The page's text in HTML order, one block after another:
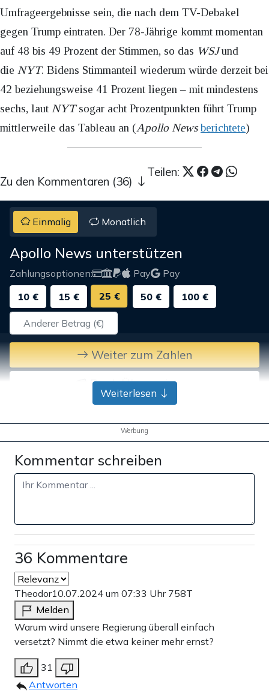
Umfrageergebnisse sein, die nach dem TV-Debakel
gegen Trump eintraten. Der 78-Jährige kommt momentan
auf 48 bis 49 Prozent der Stimmen, so das WSJund
die NYT. Bidens Stimmanteil wiederum würde derzeit bei
42 beziehungsweise 41 Prozent liegen – mit mindestens
sechs, laut NYTsogar acht Prozentpunkten führt Trump
mittlerweile das Tableau an (Apollo News berichtete)
Teilen:
Zu den Kommentaren (36)
Einmalig Monatlich
Apollo News unterstützen
Zahlungsoptionen: Pay
Pay
10 €
15 € 25 € 50 € 100 €
Weiter zum Zahlen
Bank-Überweisung
Weiterlesen
Werbung
Kommentar schreiben
36 Kommentare
Theodor10.07.2024 um 07:33 Uhr 758T
Melden
Warum wird unsere Regierung überall einfach
versetzt? Nimmt die etwa keiner mehr ernst?
31
Antworten